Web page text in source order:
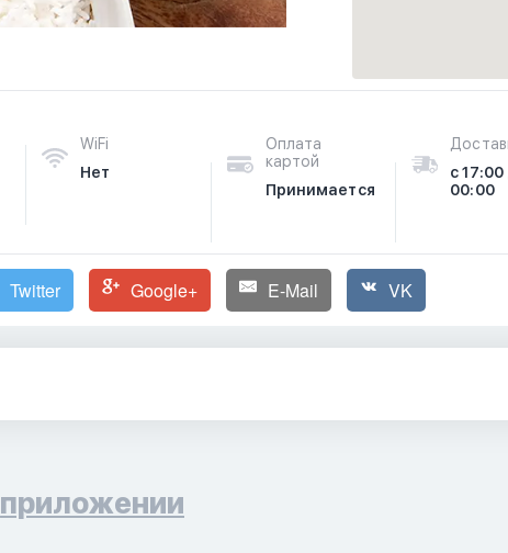
WiFi
Нет
Оплата
картой
Принимается
с 17:00
00:00
Twitter Google+ E-Mail VK
приложении